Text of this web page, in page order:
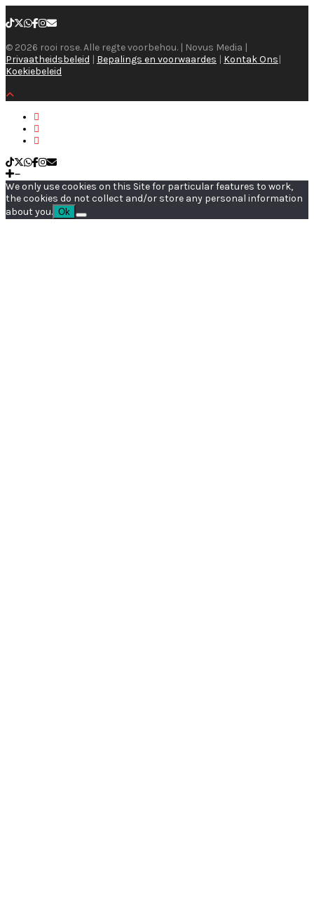
© 2026 rooi rose. Alle regte voorbehou. | Novus Media |
Privaatheidsbeleid | Bepalings en voorwaardes | Kontak Ons|
Koekiebeleid
We only use cookies on this Site for particular features to work,
the cookies do not collect and/or store any personal information
about you. Ok